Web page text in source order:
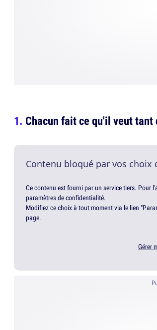
Chacun fait ce qu'il veut
Contenu bloqué par vos choix
Ce contenu est fourni par un service tiers. Pour
paramètres de confidentialité.
Modifiez ce choix à tout moment via le lien
page.
Gérer